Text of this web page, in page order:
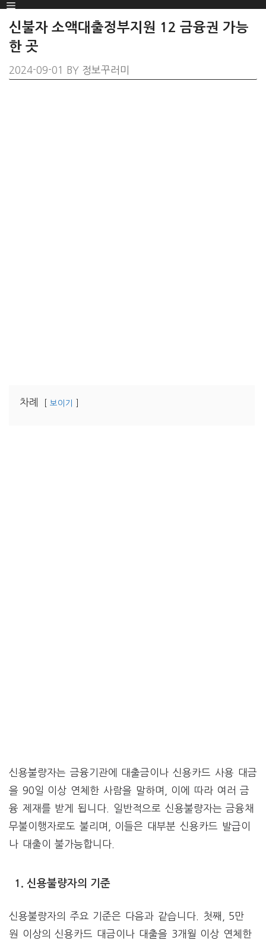
SKIP
TO
CONTENT
Menu
신불자 소액대출정부지원 12 금융권 가능
한 곳
2024-09-01 BY 정보꾸러미
차례 보이기
신용불량자는 금융기관에 대출금이나 신용카드 사용 대금
을 90일 이상 연체한 사람을 말하며, 이에 따라 여러 금
융 제재를 받게 됩니다. 일반적으로 신용불량자는 금융채
무불이행자로도 불리며, 이들은 대부분 신용카드 발급이
나 대출이 불가능합니다.
1. 신용불량자의 기준
신용불량자의 주요 기준은 다음과 같습니다. 첫째, 5만
원 이상의 신용카드 대금이나 대출을 3개월 이상 연체한